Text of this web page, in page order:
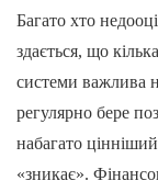
Багато хто
здається, що
системи важлива
регулярно бере
набагато
«зникає».